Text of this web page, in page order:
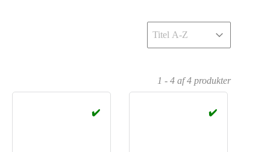
Sort
1 - 4 af 4 produkter
✔️ ✔️